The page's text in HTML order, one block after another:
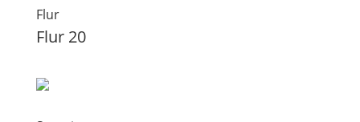
Flur
Flur 20